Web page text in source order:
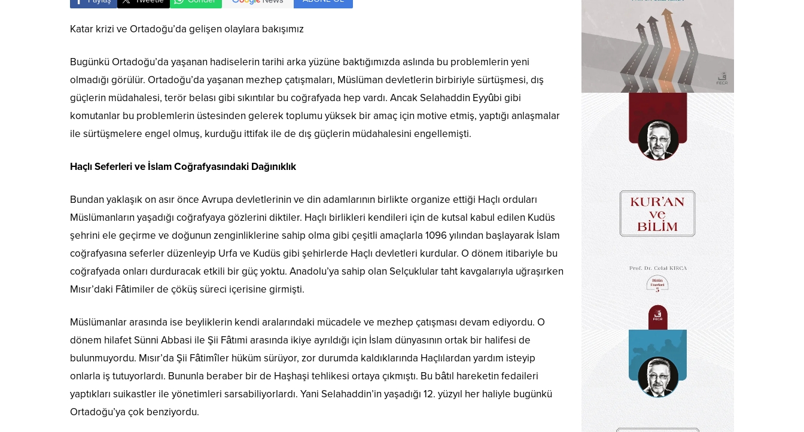
Katar krizi ve Ortadoğu’da gelişen olaylara bakışımız
Bugünkü Ortadoğu’da yaşanan hadiselerin tarihi arka yüzüne baktığımızda aslında bu problemlerin yeni
olmadığı görülür. Ortadoğu’da yaşanan mezhep çatışmaları, Müslüman devletlerin birbiriyle sürtüşmesi, dış
güçlerin müdahalesi, terör belası gibi sıkıntılar bu coğrafyada hep vardı. Ancak Selahaddin Eyyûbi gibi
komutanlar bu problemlerin üstesinden gelerek toplumu yüksek bir amaç için motive etmiş, yaptığı anlaşmalar
ile sürtüşmelere engel olmuş, kurduğu ittifak ile de dış güçlerin müdahalesini engellemişti.
Haçlı Seferleri ve İslam Coğrafyasındaki Dağınıklık
Bundan yaklaşık on asır önce Avrupa devletlerinin ve din adamlarının birlikte organize ettiği Haçlı orduları
Müslümanların yaşadığı coğrafyaya gözlerini diktiler. Haçlı birlikleri kendileri için de kutsal kabul edilen Kudüs
şehrini ele geçirme ve doğunun zenginliklerine sahip olma gibi çeşitli amaçlarla 1096 yılından başlayarak İslam
coğrafyasına seferler düzenleyip Urfa ve Kudüs gibi şehirlerde Haçlı devletleri kurdular. O dönem itibariyle bu
coğrafyada onları durduracak etkili bir güç yoktu. Anadolu’ya sahip olan Selçuklular taht kavgalarıyla uğraşırken
Mısır’daki Fâtimiler de çöküş süreci içerisine girmişti.
Müslümanlar arasında ise beyliklerin kendi aralarındaki mücadele ve mezhep çatışması devam ediyordu. O
dönem hilafet Sünni Abbasi ile Şii Fâtımi arasında ikiye ayrıldığı için İslam dünyasının ortak bir halifesi de
bulunmuyordu. Mısır’da Şii Fâtimîler hüküm sürüyor, zor durumda kaldıklarında Haçlılardan yardım isteyip
onlarla iş tutuyorlardı. Bununla beraber bir de Haşhaşi tehlikesi ortaya çıkmıştı. Bu bâtıl hareketin fedaileri
yaptıkları suikastler ile yönetimleri sarsabiliyorlardı. Yani Selahaddin’in yaşadığı 12. yüzyıl her haliyle bugünkü
Ortadoğu’ya çok benziyordu.